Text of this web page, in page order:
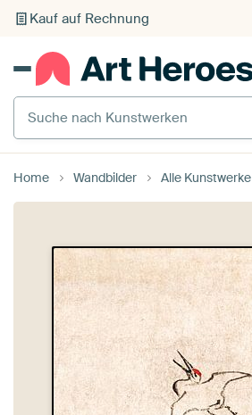
Kauf auf Rechnung
Individueller Druck auf Bestellung
Suche nach Kunstwerken
Home Wandbilder Alle Kunstwerke